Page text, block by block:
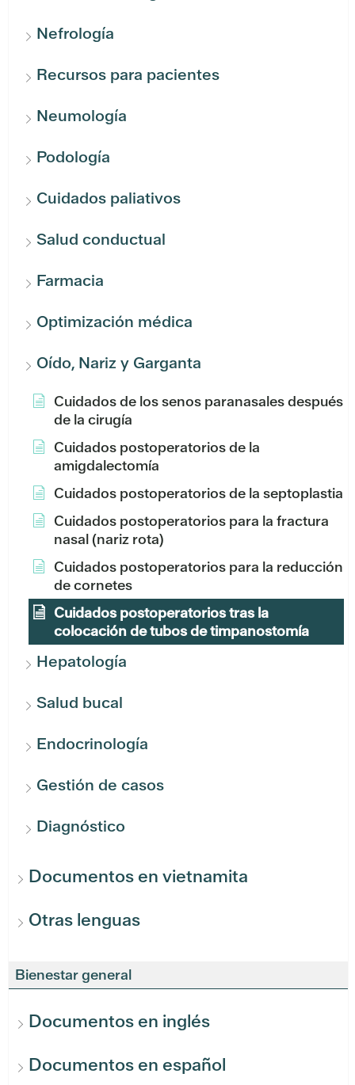
Nefrología
Recursos para pacientes
Neumología
Podología
Cuidados paliativos
Salud conductual
Farmacia
Optimización médica
Oído, Nariz y Garganta
Cuidados de los senos paranasales después
de la cirugía
Cuidados postoperatorios de la
amigdalectomía
Cuidados postoperatorios de la septoplastia
Cuidados postoperatorios para la fractura
nasal (nariz rota)
Cuidados postoperatorios para la reducción
de cornetes
Cuidados postoperatorios tras la
colocación de tubos de timpanostomía
Hepatología
Salud bucal
Endocrinología
Gestión de casos
Diagnóstico
Documentos en vietnamita
Otras lenguas
Bienestar general
Documentos en inglés
Documentos en español